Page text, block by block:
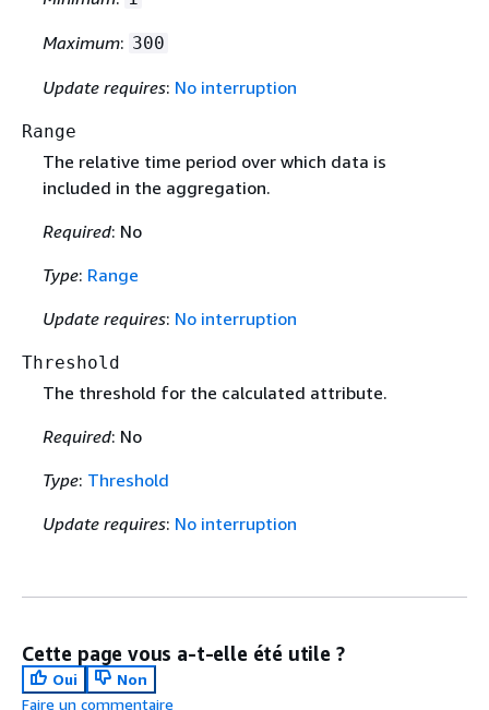
Maximum: 300
Update requires: No interruption
Range
The relative time period over which data is
included in the aggregation.
Required: No
Type: Range
Update requires: No interruption
Threshold
The threshold for the calculated attribute.
Required: No
Type: Threshold
Update requires: No interruption
Cette page vous a-t-elle été utile ?
Oui
Non
Faire un commentaire